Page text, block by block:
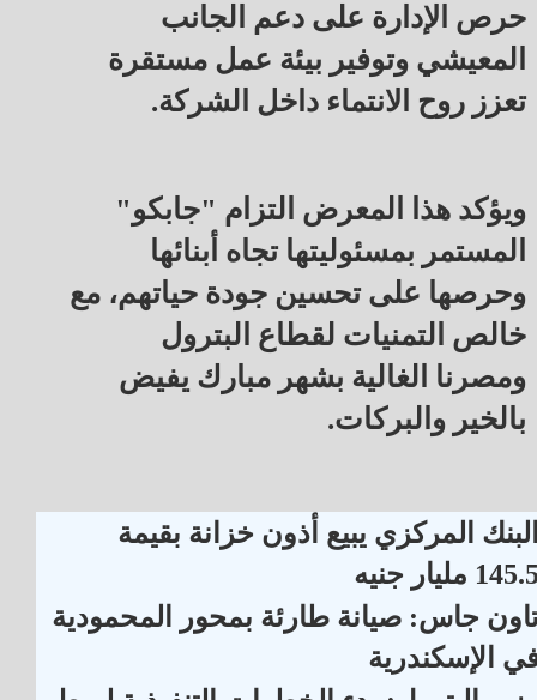
حرص الإدارة على دعم الجانب
المعيشي وتوفير بيئة عمل مستقرة
تعزز روح الانتماء داخل الشركة.
ويؤكد هذا المعرض التزام "جابكو"
المستمر بمسئوليتها تجاه أبنائها
وحرصها على تحسين جودة حياتهم، مع
خالص التمنيات لقطاع البترول
ومصرنا الغالية بشهر مبارك يفيض
بالخير والبركات.
المركزي يبيع أذون خزانة بقيمة
مليار جنيه
جاس: صيانة طارئة بمحور المحمودية
الإسكندرية